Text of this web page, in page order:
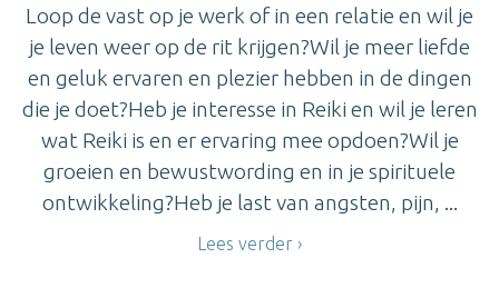
Loop de vast op je werk of in een relatie en wil je
je leven weer op de rit krijgen?Wil je meer liefde
en geluk ervaren en plezier hebben in de dingen
die je doet?Heb je interesse in Reiki en wil je leren
wat Reiki is en er ervaring mee opdoen?Wil je
groeien en bewustwording en in je spirituele
ontwikkeling?Heb je last van angsten, pijn, ...
Lees verder